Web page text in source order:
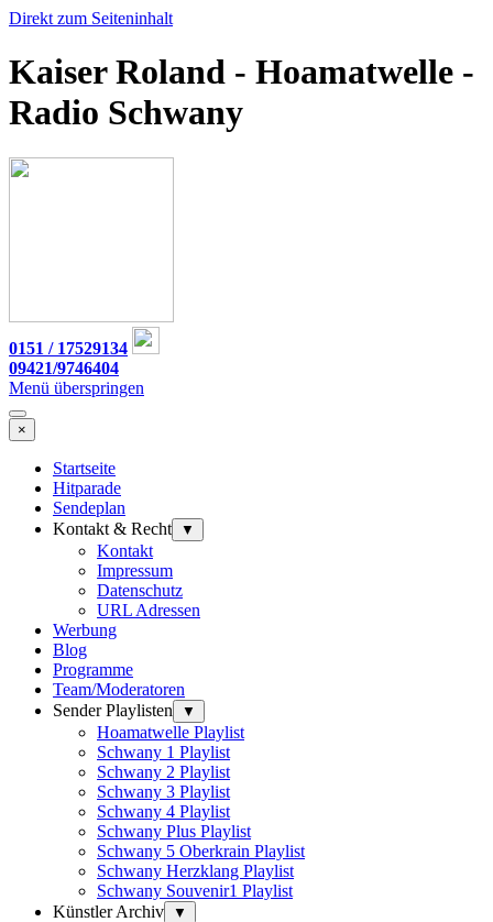
Direkt zum Seiteninhalt
Kaiser Roland - Hoamatwelle -
Radio Schwany
0151 / 17529134
09421/9746404
Menü überspringen
×
Startseite
Hitparade
Sendeplan
Kontakt & Recht
▼
Kontakt
Impressum
Datenschutz
URL Adressen
Werbung
Blog
Programme
Team/Moderatoren
Sender Playlisten
▼
Hoamatwelle Playlist
Schwany 1 Playlist
Schwany 2 Playlist
Schwany 3 Playlist
Schwany 4 Playlist
Schwany Plus Playlist
Schwany 5 Oberkrain Playlist
Schwany Herzklang Playlist
Schwany Souvenir1 Playlist
Künstler Archiv
▼